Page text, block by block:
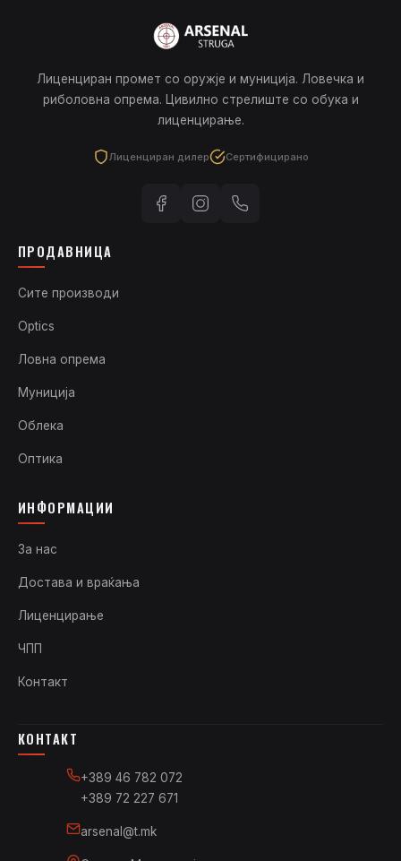
Лиценциран промет со оружје и муниција. Ловечка и
риболовна опрема. Цивилно стрелиште со обука и
лиценцирање.
Лиценциран дилер Сертифицирано
ПРОДАВНИЦА
Сите производи
Optics
Ловна опрема
Муниција
Облека
Оптика
ИНФОРМАЦИИ
За нас
Достава и враќања
Лиценцирање
ЧПП
Контакт
КОНТАКТ
+389 46 782 072
+389 72 227 671
arsenal@t.mk